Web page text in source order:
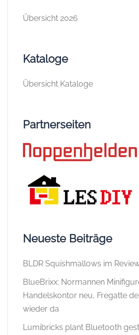
Übersicht 2026
Kataloge
Übersicht Kataloge
Partnerseiten
Neueste Beiträge
BLDR Squishmallows im
BlueBrixx: Normannen
Handelskontor neu, Fregatte
wieder da
Lumibricks plant Bluetooth